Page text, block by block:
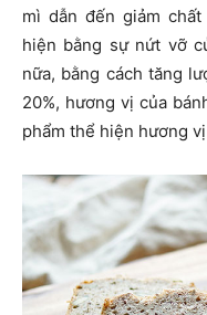
mì dẫn đến giảm
hiện bằng sự nứt vỡ
nữa, bằng cách tăng
20%, hương vị của
phẩm thể hiện hương